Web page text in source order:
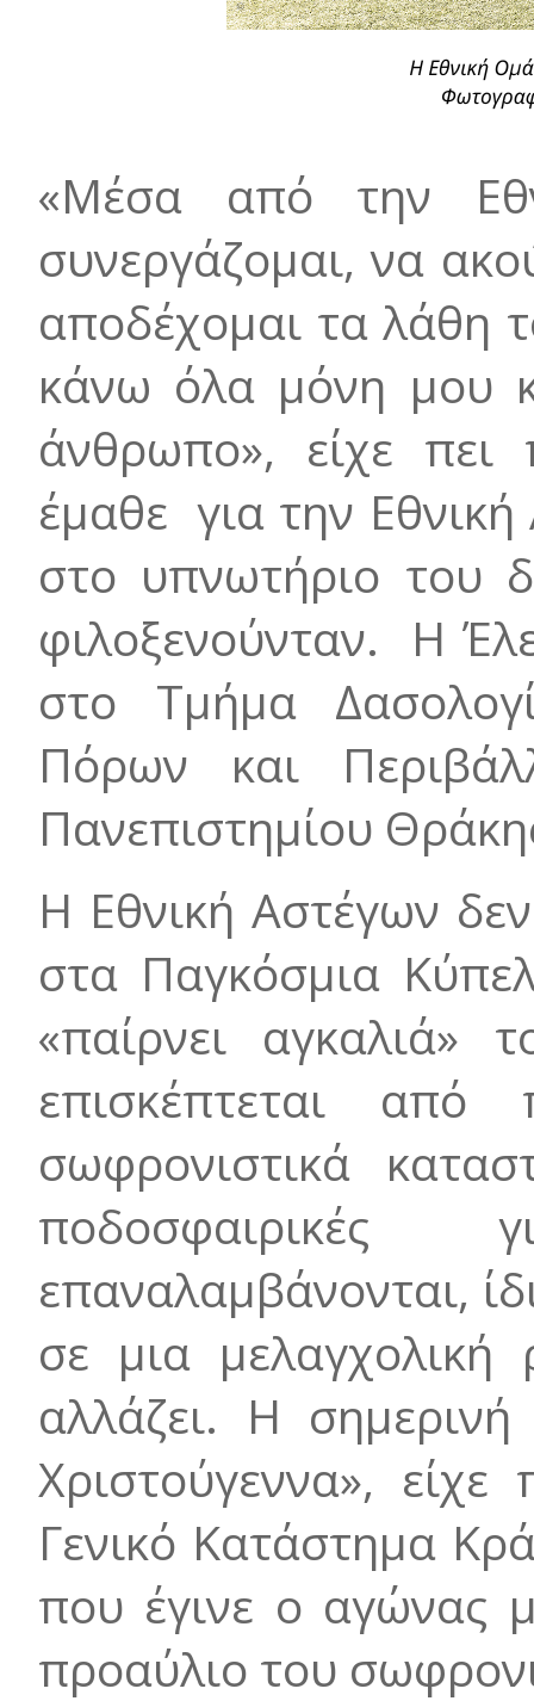
«Μέσα από την
συνεργάζομαι, να
αποδέχομαι τα λάθη
κάνω όλα μόνη μου
άνθρωπο», είχε
έμαθε για την
στο υπνωτήριο του
φιλοξενούνταν. Η
στο Τμήμα
Πόρων και
Πανεπιστημίου
Η Εθνική Αστέγων
στα Παγκόσμια
«παίρνει αγκαλιά»
επισκέπτεται από
σωφρονιστικά
επαναλαμβάνονται,
σε μια μελαγχολική
αλλάζει. Η
Χριστούγεννα»,
Γενικό Κατάστημα
που έγινε ο αγώνας
προαύλιο του